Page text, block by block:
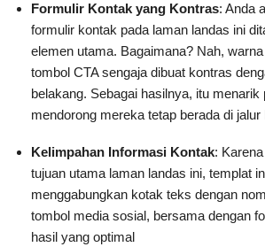
Formulir Kontak yang Kontras: Anda
formulir kontak pada laman landas ini
elemen utama. Bagaimana? Nah,
tombol CTA sengaja dibuat kontras
belakang. Sebagai hasilnya, itu menarik
mendorong mereka tetap berada di
Kelimpahan Informasi Kontak:
tujuan utama laman landas ini, templat
menggabungkan kotak teks dengan
tombol media sosial, bersama dengan
hasil yang optimal